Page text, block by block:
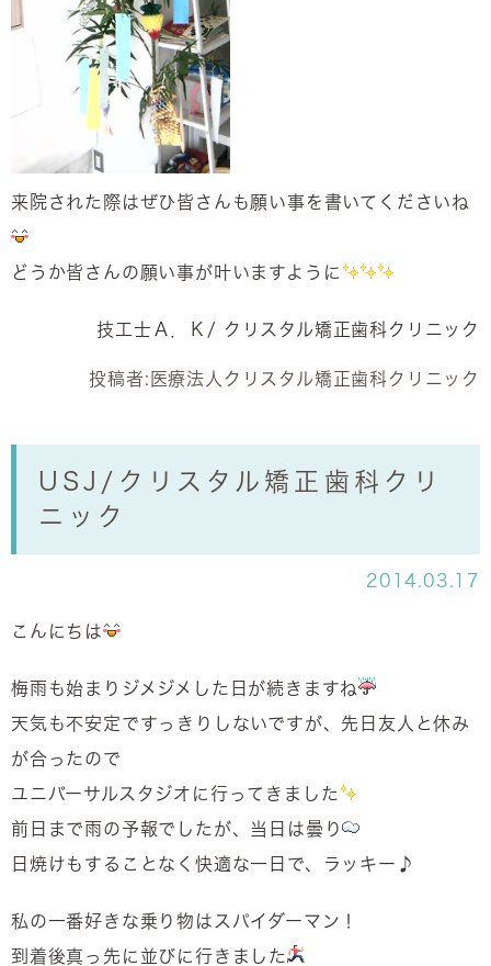
来院された際はぜひ皆さんも願い事を書いてくださいね
どうか皆さんの願い事が叶いますように
技工士Ａ．Ｋ/ クリスタル矯正歯科クリニック
投稿者: 医療法人クリスタル矯正歯科クリニック
USJ/クリスタル矯正歯科クリ
ニック
2014.03.17
こんにちは
梅雨も始まりジメジメした日が続きますね
天気も不安定ですっきりしないですが、先日友人と休み
が合ったので
ユニバーサルスタジオに行ってきました
前日まで雨の予報でしたが、当日は曇り
日焼けもすることなく快適な一日で、ラッキー♪
私の一番好きな乗り物はスパイダーマン！
到着後真っ先に並びに行きました